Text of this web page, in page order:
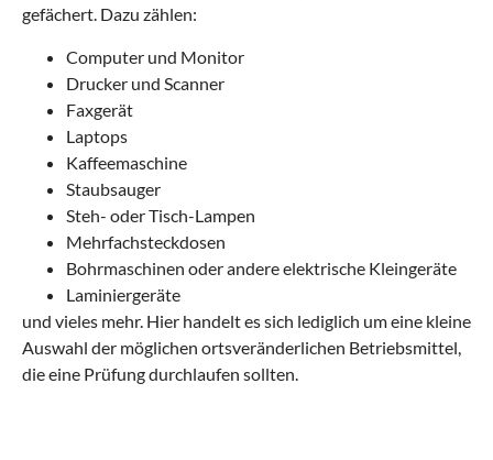
gefächert. Dazu zählen:
Computer und Monitor
Drucker und Scanner
Faxgerät
Laptops
Kaffeemaschine
Staubsauger
Steh- oder Tisch-Lampen
Mehrfachsteckdosen
Bohrmaschinen oder andere elektrische Kleingeräte
Laminiergeräte
und vieles mehr. Hier handelt es sich lediglich um eine kleine
Auswahl der möglichen ortsveränderlichen Betriebsmittel,
die eine Prüfung durchlaufen sollten.